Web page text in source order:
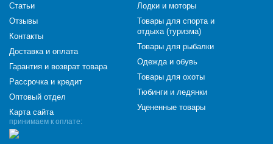
принимаем к оплате:
Статьи
Отзывы
Контакты
Доставка и оплата
Гарантия и возврат товара
Рассрочка и кредит
Оптовый отдел
Карта сайта
Лодки и моторы
Товары для спорта и
отдыха (туризма)
Товары для рыбалки
Одежда и обувь
Товары для охоты
Тюбинги и ледянки
Уцененные товары